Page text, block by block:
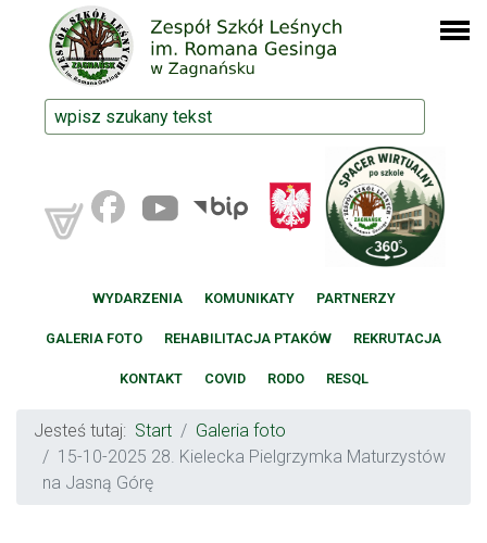
WYDARZENIA KOMUNIKATY PARTNERZY
GALERIA FOTO REHABILITACJA PTAKÓW REKRUTACJA
KONTAKT COVID RODO RESQL
Jesteś tutaj: Start
Galeria foto
15-10-2025 28. Kielecka Pielgrzymka Maturzystów
na Jasną Górę